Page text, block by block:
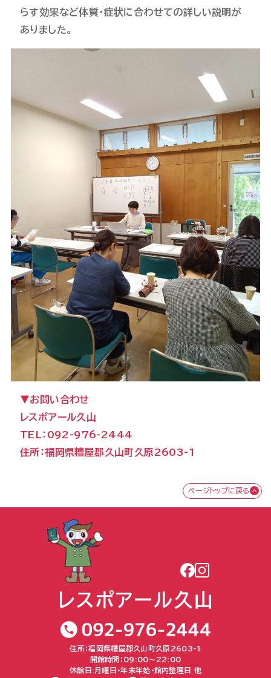
らす効果など体質・症状に合わせての詳しい説明が
ありました。
▼お問い合わせ
レスポアール久山
TEL：092-976-2444
住所：福岡県糟屋郡久山町久原2603-1
ページトップに戻る
住所：福岡県糟屋郡久山町久原2603-1
開館時間：09:00〜22:00
休館日:月曜日・年末年始・館内整理日 他